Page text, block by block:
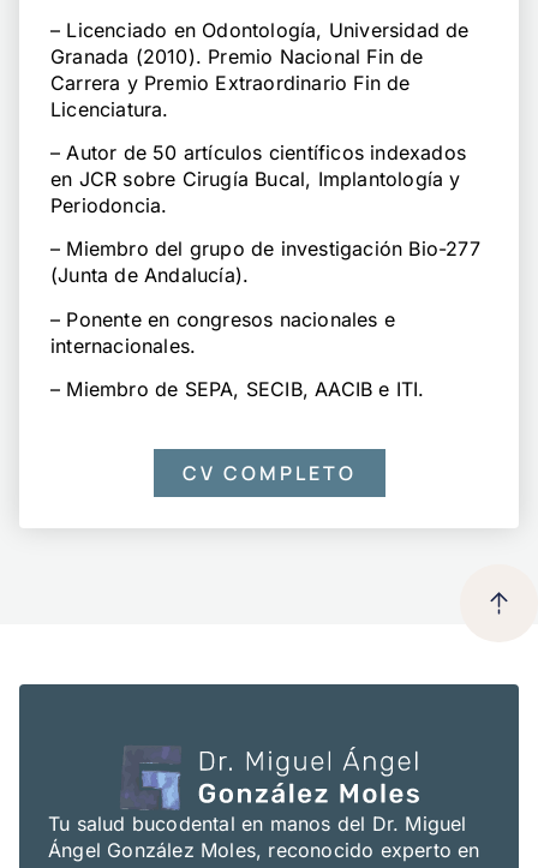
– Licenciado en Odontología, Universidad de
Granada (2010). Premio Nacional Fin de
Carrera y Premio Extraordinario Fin de
Licenciatura.
– Autor de 50 artículos científicos indexados
en JCR sobre Cirugía Bucal, Implantología y
Periodoncia.
– Miembro del grupo de investigación Bio-277
(Junta de Andalucía).
– Ponente en congresos nacionales e
internacionales.
– Miembro de SEPA, SECIB, AACIB e ITI.
CV COMPLETO
Tu salud bucodental en manos del Dr. Miguel
Ángel González Moles, reconocido experto en